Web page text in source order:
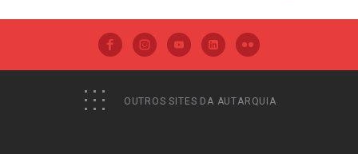
OUTROS SITES DA AUTARQUIA